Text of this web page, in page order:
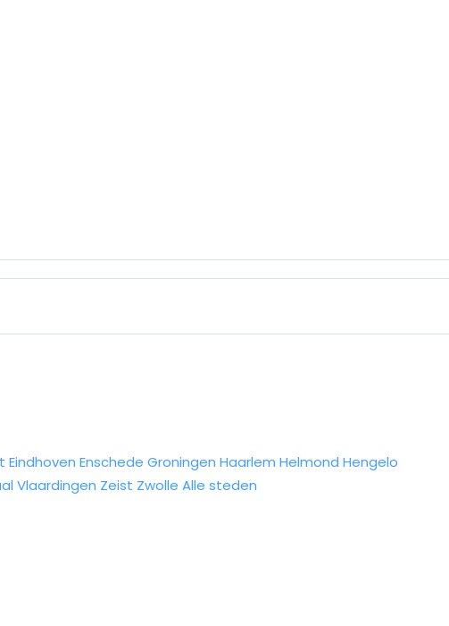
Eindhoven Enschede Groningen Haarlem Helmond Hengelo
Vlaardingen Zeist Zwolle Alle steden